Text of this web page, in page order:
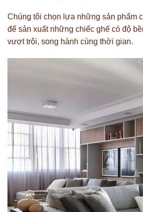
Chúng tôi chọn lựa những sản phẩm
để sản xuất những chiếc ghế có độ
vượt trội, song hành cùng thời gian.